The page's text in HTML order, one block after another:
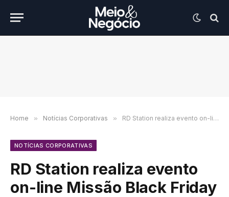
Home » Notícias Corporativas » RD Station realiza evento on-line Missão Black Friday
NOTÍCIAS CORPORATIVAS
RD Station realiza evento
on-line Missão Black Friday